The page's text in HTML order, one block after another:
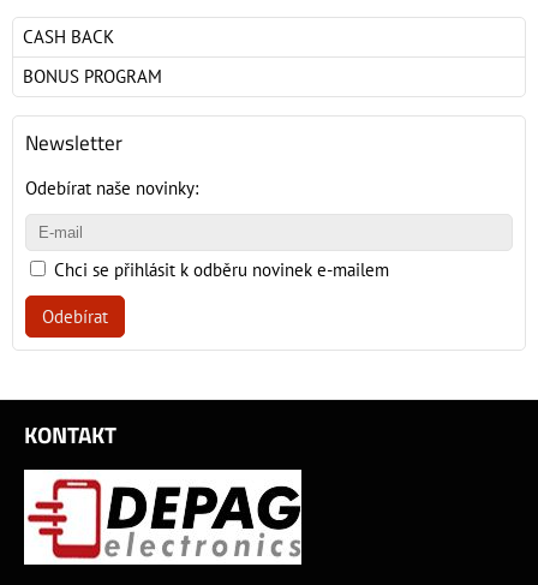
CASH BACK
BONUS PROGRAM
Newsletter
Odebírat naše novinky:
Chci se přihlásit k odběru novinek e-mailem
Odebírat
KONTAKT